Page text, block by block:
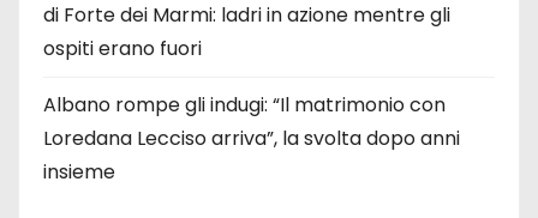
di Forte dei Marmi: ladri in azione mentre gli
ospiti erano fuori
Albano rompe gli indugi: “Il matrimonio con
Loredana Lecciso arriva”, la svolta dopo anni
insieme